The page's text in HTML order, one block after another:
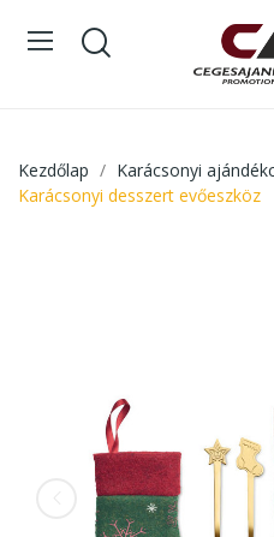
Kezdőlap
Karácsonyi
Karácsonyi desszert evőeszköz